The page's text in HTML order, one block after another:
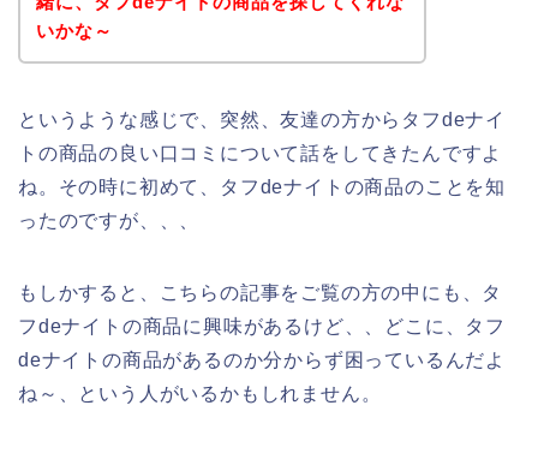
いかな～
というような感じで、突然、友達の方からタフdeナイ
トの商品の良い口コミについて話をしてきたんですよ
ね。その時に初めて、タフdeナイトの商品のことを知
ったのですが、、、
もしかすると、こちらの記事をご覧の方の中にも、タ
フdeナイトの商品に興味があるけど、、どこに、タフ
deナイトの商品があるのか分からず困っているんだよ
ね～、という人がいるかもしれません。